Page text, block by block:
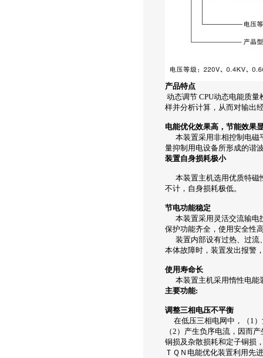
产品特点
动态调节 CPU动态电能质
样并分析计算，从而对输出
电能优化效果高，节能效果
本装置采用非相控制电磁
量抑制用电设备所形成的谐
装置自身损耗极小
本装置主机选用优质特磁
不计，自身损耗极低。
节电功能稳定
本装置采用灵活交流输电
保护功能齐全，使用安全性
装置内部设有过热、过流
本体故障时，装置发出报警
使用寿命长
本装置主机采用惰性电能
主要功能:
调整三相电压不平衡
在低压三相电网中，（1）
（2）产生负序电流，因而
铜损及杂散损耗和定子铜损
ＴＱＮ电能优化装置利用先